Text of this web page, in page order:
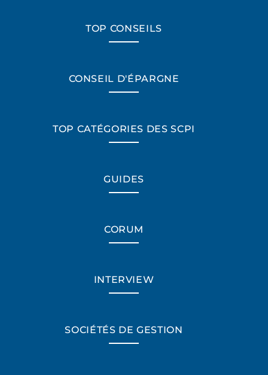
TOP CONSEILS
CONSEIL D'ÉPARGNE
TOP CATÉGORIES DES SCPI
GUIDES
CORUM
INTERVIEW
SOCIÉTÉS DE GESTION